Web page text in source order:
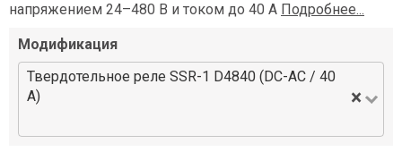
напряжением 24–480 В и током до 40 А Подробнее...
Модификация
Твердотельное реле SSR-1 D4840 (DC-AC / 40
А)
×